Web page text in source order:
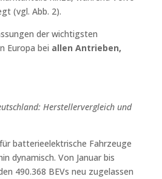
(vgl. Abb. 2).
der wichtigsten
Europa bei allen Antrieben,
Herstellervergleich und
batterieelektrische Fahrzeuge
dynamisch. Von Januar bis
490.368 BEVs neu zugelassen